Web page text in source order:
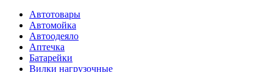
Автотовары
Автомойка
Автоодеяло
Аптечка
Батарейки
Вилки нагрузочные